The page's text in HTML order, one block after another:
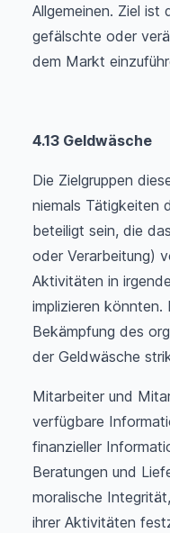
Allgemeinen. Ziel ist
gefälschte oder
dem Markt
4.13 Geldwäsche
Die Zielgruppen
niemals Tätigkeiten
beteiligt sein, die
oder Verarbeitung)
Aktivitäten in
implizieren könnten.
Bekämpfung des
der Geldwäsche
Mitarbeiter und
verfügbare
finanzieller
Beratungen und
moralische
ihrer Aktivitäten